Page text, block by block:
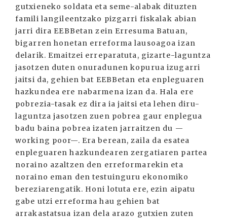
gutxieneko soldata eta seme-alabak dituzten
famili langileentzako pizgarri fiskalak abian
jarri dira EEBBetan zein Erresuma Batuan,
bigarren honetan erreforma lausoagoa izan
delarik. Emaitzei erreparatuta, gizarte-laguntza
jasotzen duten onuradunen kopurua izugarri
jaitsi da, gehien bat EEBBetan eta enpleguaren
hazkundea ere nabarmena izan da. Hala ere
pobrezia-tasak ez dira ia jaitsi eta lehen diru-
laguntza jasotzen zuen pobrea gaur enplegua
badu baina pobrea izaten jarraitzen du —
working poor—. Era berean, zaila da esatea
enpleguaren hazkundearen zergatiaren partea
noraino azaltzen den erreformarekin eta
noraino eman den testuinguru ekonomiko
bereziarengatik. Honi lotuta ere, ezin aipatu
gabe utzi erreforma hau gehien bat
arrakastatsua izan dela arazo gutxien zuten